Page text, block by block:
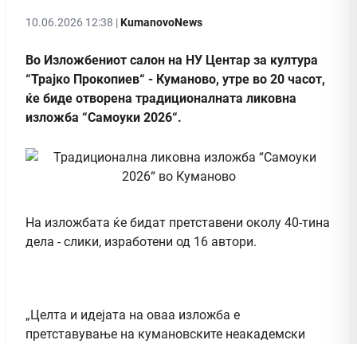
10.06.2026 12:38 |KumanovoNews
Во Изложбениот салон на НУ Центар за култура
“Трајко Прокопиев“ - Куманово, утре во 20 часот,
ќе биде отворена традиционалната ликовна
изложба “Самоуки 2026“.
На изложбата ќе бидат претставени околу 40-тина
дела - слики, изработени од 16 автори.
„Целта и идејата на оваа изложба е
претставување на кумановските неакадемски